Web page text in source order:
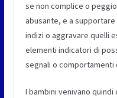
se non complice o
abusante, e a
indizi o aggravare quelli
elementi indicatori di
segnali o comportamenti
I bambini venivano quindi